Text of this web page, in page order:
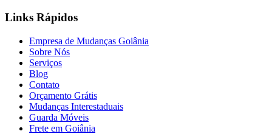
Links Rápidos
Empresa de Mudanças Goiânia
Sobre Nós
Serviços
Blog
Contato
Orçamento Grátis
Mudanças Interestaduais
Guarda Móveis
Frete em Goiânia